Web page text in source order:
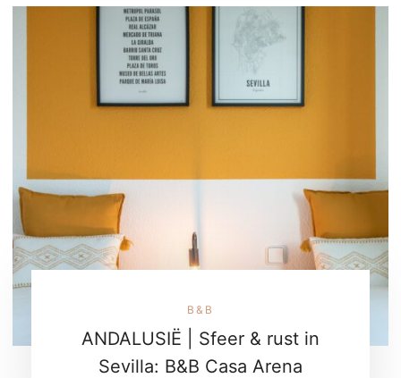
B&B
ANDALUSIË | Sfeer & rust in
Sevilla: B&B Casa Arena